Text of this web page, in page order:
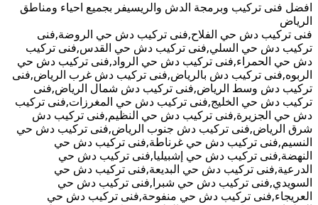
افضل فنى تركيب وبرمجة الدش والريسيفر بجميع احياء ومناطق
الرياض
فنى تركيب دش حي الفلاح,فنى تركيب دش حي الروضة,فنى
تركيب دش حي السلي,فنى تركيب دش حي القدس,فنى تركيب
دش حي الحمراء,فنى تركيب دش حي الرواد,فنى تركيب دش حي
الربوه,فنى تركيب دش بالرياض,فنى تركيب دش غرب الرياض,فنى
تركيب دش وسط الرياض,فنى تركيب دش شمال الرياض,فنى
تركيب دش حي الخليج,فنى تركيب دش حي المغرزات,فنى تركيب
دش حي الجزيرة,فنى تركيب دش حي النظيم,فنى تركيب دش
شرق الرياض,فنى تركيب دش جنوب الرياض,فنى تركيب دش حي
النسيم,فنى تركيب دش حي غرناطة,فنى تركيب دش حي
النهضة,فنى تركيب دش حي إشبيليا,فنى تركيب دش حي
الدرعية,فنى تركيب دش حي البديعة,فنى تركيب دش حي
السويدي,فنى تركيب دش حي شبرا,فنى تركيب دش حي
العريجاء,فنى تركيب دش حي منفوحة,فنى تركيب دش حي